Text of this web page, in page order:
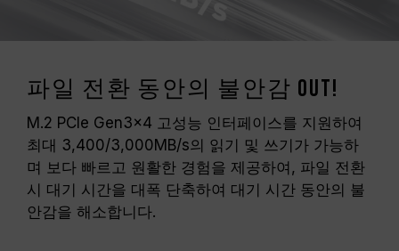
파일 전환 동안의 불안감 OUT!
M.2 PCIe Gen3x4 고성능 인터페이스를 지원하여
최대 3,400/3,000MB/s의 읽기 및 쓰기가 가능하
며 보다 빠르고 원활한 경험을 제공하여, 파일 전환
시 대기 시간을 대폭 단축하여 대기 시간 동안의 불
안감을 해소합니다.